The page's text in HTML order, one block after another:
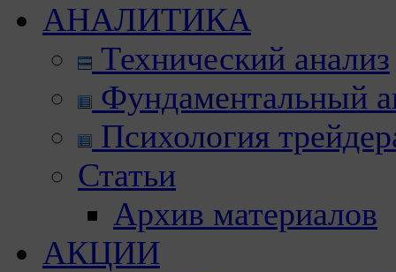
АНАЛИТИКА
Технический анализ
Фундаментальный
Психология
Статьи
Архив материалов
АКЦИИ